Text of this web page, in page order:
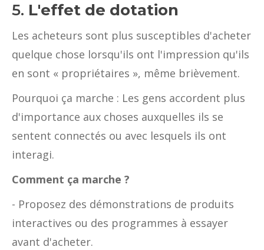
5. L'effet de dotation
Les acheteurs sont plus susceptibles d'acheter
quelque chose lorsqu'ils ont l'impression qu'ils
en sont « propriétaires », même brièvement.
Pourquoi ça marche : Les gens accordent plus
d'importance aux choses auxquelles ils se
sentent connectés ou avec lesquels ils ont
interagi.
Comment ça marche ?
- Proposez des démonstrations de produits
interactives ou des programmes à essayer
avant d'acheter.